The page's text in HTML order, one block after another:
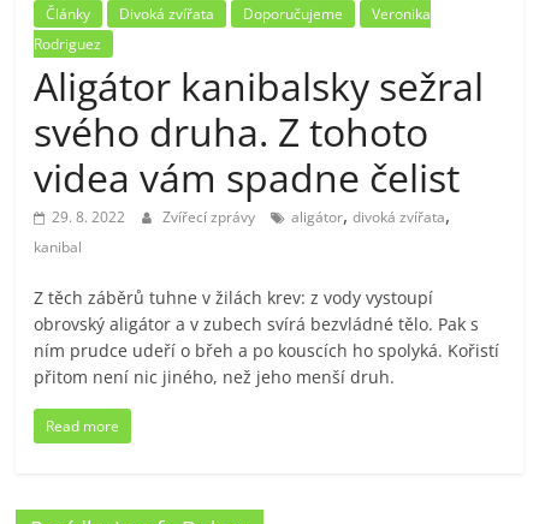
Články Divoká zvířata Doporučujeme
Veronika
Rodriguez
Aligátor kanibalsky sežral
svého druha. Z tohoto
videa vám spadne čelist
29. 8. 2022 Zvířecí zprávy aligátor,divoká zvířata,
kanibal
Z těch záběrů tuhne v žilách krev: z vody vystoupí
obrovský aligátor a v zubech svírá bezvládné tělo. Pak s
ním prudce udeří o břeh a po kouscích ho spolyká. Kořistí
přitom není nic jiného, než jeho menší druh.
Read more